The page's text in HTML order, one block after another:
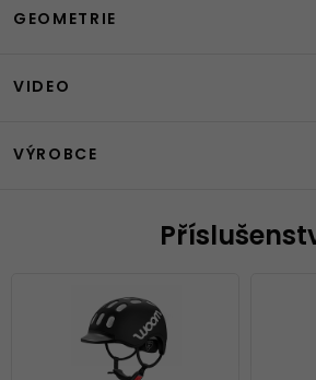
GEOMETRIE
VIDEO
VÝROBCE